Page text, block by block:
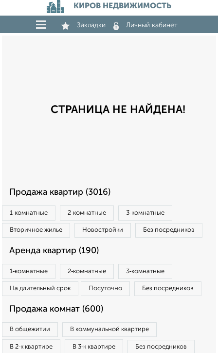
КИРОВ НЕДВИЖИМОСТЬ
Закладки Личный кабинет
СТРАНИЦА НЕ НАЙДЕНА!
Продажа квартир (3016)
1‑комнатные 2‑комнатные 3‑комнатные
Вторичное жилье Новостройки Без посредников
Аренда квартир (190)
1‑комнатные 2‑комнатные 3‑комнатные
На длительный срок Посуточно Без посредников
Продажа комнат (600)
В общежитии В коммунальной квартире
В 2‑к квартире В 3‑к квартире Без посредников